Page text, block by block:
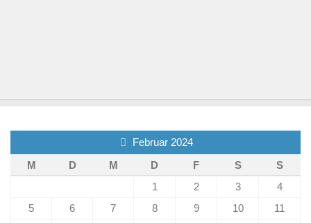
Februar 2024
M
D M D F S
S
1
2 3
4
5
6 7 8 9 10
11